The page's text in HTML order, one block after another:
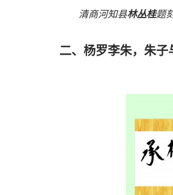
清商河知县林丛桂题
二、杨罗李朱，朱